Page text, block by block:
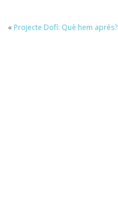
« Projecte Dofí: Què hem aprés?